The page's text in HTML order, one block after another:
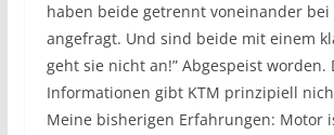
haben beide getrennt voneinander bei
angefragt. Und sind beide mit einem
geht sie nicht an!” Abgespeist worden.
Informationen gibt KTM prinzipiell
Meine bisherigen Erfahrungen: Motor